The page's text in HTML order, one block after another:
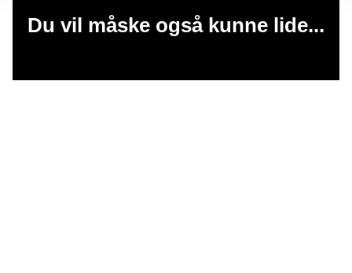
Du vil måske også kunne lide...